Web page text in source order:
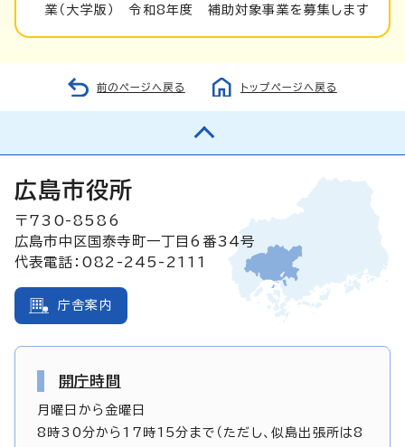
業（大学版） 令和8年度 補助対象事業を募集します
前のページへ戻る トップページへ戻る
広島市役所
〒730-8586
広島市中区国泰寺町一丁目6番34号
代表電話：082-245-2111
庁舎案内
開庁時間
月曜日から金曜日
8時30分から17時15分まで（ただし、似島出張所は8